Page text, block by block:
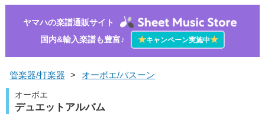
ヤマハの楽譜通販サイト
国内&輸入楽譜も豊富♪
★キャンペーン実施中★
管楽器/打楽器 > オーボエ/バスーン
オーボエ
デュエットアルバム